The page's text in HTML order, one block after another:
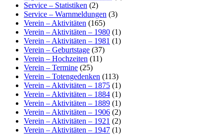
Service – Statistiken (2)
Service – Warnmeldungen (3)
Verein – Aktivitäten (165)
Verein – Aktivitäten – 1980 (1)
Verein – Aktivitäten – 1981 (1)
Verein – Geburtstage (37)
Verein – Hochzeiten (11)
Verein – Termine (25)
Verein – Totengedenken (113)
Verein – Aktivitäten – 1875 (1)
Verein – Aktivitäten – 1884 (1)
Verein – Aktivitäten – 1889 (1)
Verein – Aktivitäten – 1906 (2)
Verein – Aktivitäten – 1921 (2)
Verein – Aktivitäten – 1947 (1)